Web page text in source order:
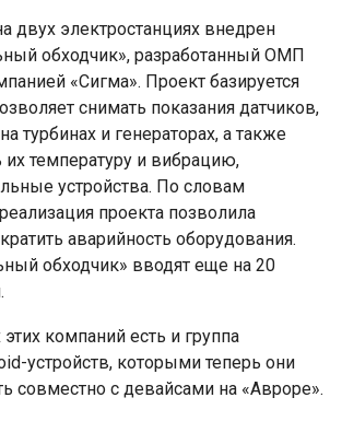
двух электростанциях внедрен
обходчик», разработанный ОМП
«Сигма». Проект базируется
снимать показания датчиков,
турбинах и генераторах, а также
их температуру и вибрацию,
устройства. По словам
проекта позволила
аварийность оборудования.
обходчик» вводят еще на 20
компаний есть и группа
устройств, которыми теперь они
совместно с девайсами на «Авроре».